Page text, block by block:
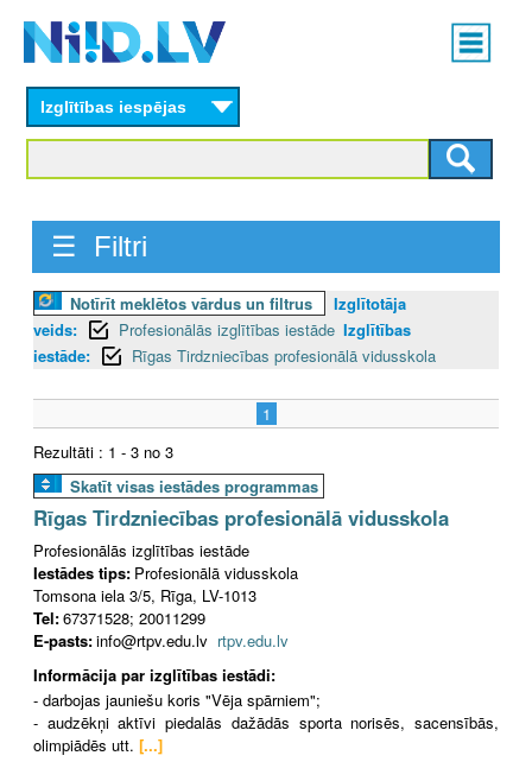
content
Main
menu
Izglītības iespējas
☰ Filtri
Notīrīt meklētos vārdus un filtrus
Izglītotāja
veids:
Profesionālās izglītības iestāde Izglītības
iestāde:
Rīgas Tirdzniecības profesionālā vidusskola
1
Rezultāti : 1 - 3 no 3
Skatīt visas iestādes programmas
Rīgas Tirdzniecības profesionālā vidusskola
Profesionālās izglītības iestāde
Iestādes tips: Profesionālā vidusskola
Tomsona iela 3/5, Rīga, LV-1013
Tel:67371528; 20011299
E-pasts:info@rtpv.edu.lv rtpv.edu.lv
Informācija par izglītības iestādi:
- darbojas jauniešu koris "Vēja spārniem";
- audzēkņi aktīvi piedalās dažādās sporta norisēs, sacensībās,
olimpiādēs utt. [...]